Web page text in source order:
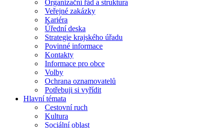
Organizační řád a struktura
Veřejné zakázky
Kariéra
Úřední deska
Strategie krajského úřadu
Povinné informace
Kontakty
Informace pro obce
Volby
Ochrana oznamovatelů
Potřebuji si vyřídit
Hlavní témata
Cestovní ruch
Kultura
Sociální oblast